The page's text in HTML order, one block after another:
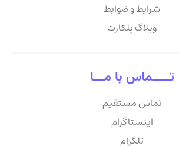
شرایط و ضوابط
وبلاگ پلکارت
تـــــماس با مـــا
تماس مستقیم
اینستاگرام
تلگرام